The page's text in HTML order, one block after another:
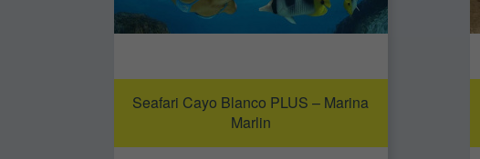
Seafari Cayo Blanco PLUS – Marina
Marlin